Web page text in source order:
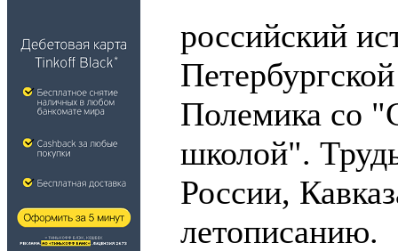
российский
Полемика со
школой".
России,
летописанию.